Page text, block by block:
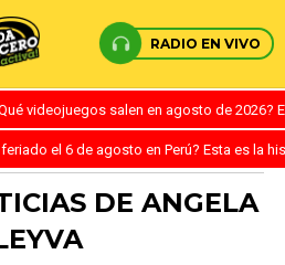
RADIO EN VIVO
videojuegos salen en agosto de
feriado el 6 de agosto en Perú? Esta es la
DE ANGELA